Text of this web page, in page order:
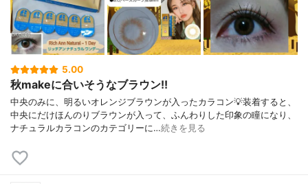
5.00
秋makeに合いそうなブラウン!!
中央のみに、明るいオレンジブラウンが入ったカラコン💡装着すると、
中央にだけほんのりブラウンが入って、ふんわりした印象の瞳になり、
ナチュラルカラコンのカテゴリーに…続きを見る